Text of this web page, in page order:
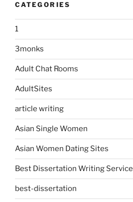
CATEGORIES
1
3monks
Adult Chat Rooms
AdultSites
article writing
Asian Single Women
Asian Women Dating Sites
Best Dissertation Writing Service
best-dissertation